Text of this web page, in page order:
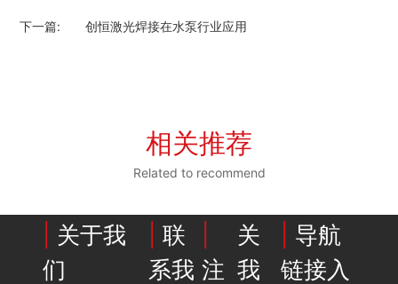
下一篇: 创恒激光焊接在水泵行业应用
相关推荐
Related to recommend
关于我
们
联
系我
关
注我
导航
链接入